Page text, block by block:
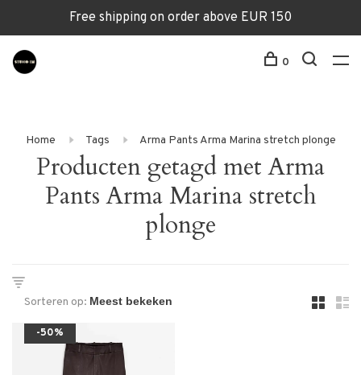
Free shipping on order above EUR 150
0
Home Tags Arma Pants Arma Marina stretch plonge
Producten getagd met Arma
Pants Arma Marina stretch
plonge
Sorteren op:
-50%